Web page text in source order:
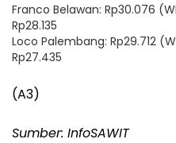
Franco Belawan: Rp30.076
Rp28.135
Loco Palembang: Rp29.712
Rp27.435
(A3)
Sumber: InfoSAWIT